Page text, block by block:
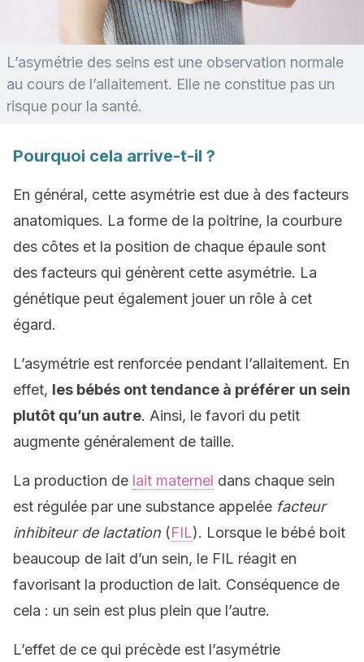
L’asymétrie des seins est une observation normale
au cours de l’allaitement. Elle ne constitue pas un
risque pour la santé.
Pourquoi cela arrive-t-il ?
En général, cette asymétrie est due à des facteurs
anatomiques. La forme de la poitrine, la courbure
des côtes et la position de chaque épaule sont
des facteurs qui génèrent cette asymétrie. La
génétique peut également jouer un rôle à cet
égard.
L’asymétrie est renforcée pendant l’allaitement. En
effet, les bébés ont tendance à préférer un sein
plutôt qu’un autre. Ainsi, le favori du petit
augmente généralement de taille.
La production de lait maternel dans chaque sein
est régulée par une substance appelée facteur
inhibiteur de lactation (FIL). Lorsque le bébé boit
beaucoup de lait d’un sein, le FIL réagit en
favorisant la production de lait. Conséquence de
cela : un sein est plus plein que l’autre.
L’effet de ce qui précède est l’asymétrie